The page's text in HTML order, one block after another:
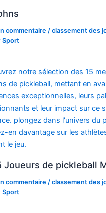
commentaire /classement des
Sport
Joueurs de pickleball
commentaire /classement des
Sport